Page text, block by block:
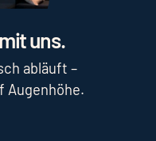
uns.
abläuft –
Augenhöhe.